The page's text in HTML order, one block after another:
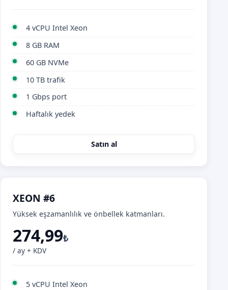
4 vCPU Intel Xeon
8 GB RAM
60 GB NVMe
10 TB trafik
1 Gbps port
Haftalık yedek
Satın al
XEON #6
Yüksek eşzamanlılık ve önbellek katmanları.
274,99₺
/ ay + KDV
5 vCPU Intel Xeon